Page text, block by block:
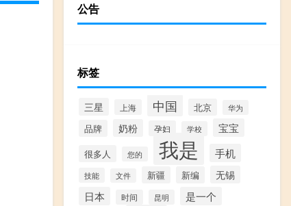
公告
标签
三星 上海 中国 北京 华为
品牌 奶粉 孕妇 学校 宝宝
很多人 您的 我是 手机
技能 文件 新疆 新编 无锡
日本 时间 昆明
是一个